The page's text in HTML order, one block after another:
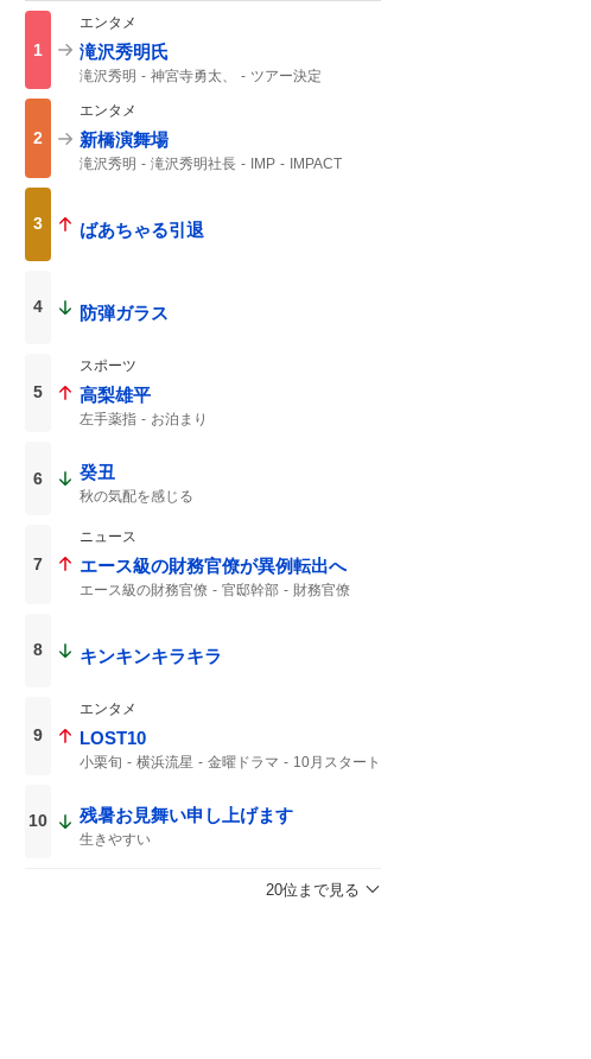
1
エンタメ
滝沢秀明氏
滝沢秀明 神宮寺勇太、
ツアー決定
2
エンタメ
新橋演舞場
滝沢秀明 滝沢秀明社長 IMP
IMPACT
3 ばあちゃる引退
4 防弾ガラス
5
スポーツ
高梨雄平
左手薬指 お泊まり
6 癸丑
秋の気配を感じる
7
ニュース
エース級の財務官僚が異例転出へ
エース級の財務官僚 官邸幹部 財務官僚
8 キンキンキラキラ
9
エンタメ
LOST10
小栗旬 横浜流星 金曜ドラマ
10月スタート
10 残暑お見舞い申し上げます
生きやすい
20位まで見る